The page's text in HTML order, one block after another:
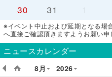
30
31
※イベント中止および延期となる場
へ直接ご確認頂きますようお願い申
ニュースカレンダー
8月
2026